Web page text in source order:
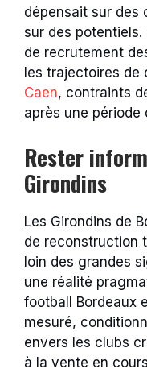
dépensait sur des
sur des
de recrutement
les trajectoires de
Caen, contraints
après une période
Rester
Girondins
Les Girondins de
de reconstruction
loin des grandes
une réalité
football Bordeaux
mesuré,
envers les clubs
à la vente en